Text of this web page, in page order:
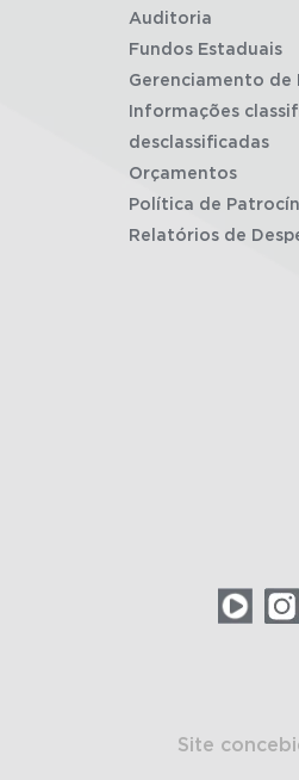
Auditoria
Fundos Estaduais
Gerenciamento de
Informações
desclassificadas
Orçamentos
Política de
Relatórios de
Site